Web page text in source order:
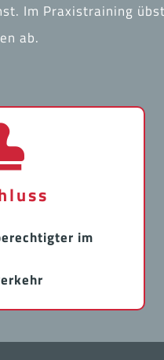
Im Praxistraining
ab.
im